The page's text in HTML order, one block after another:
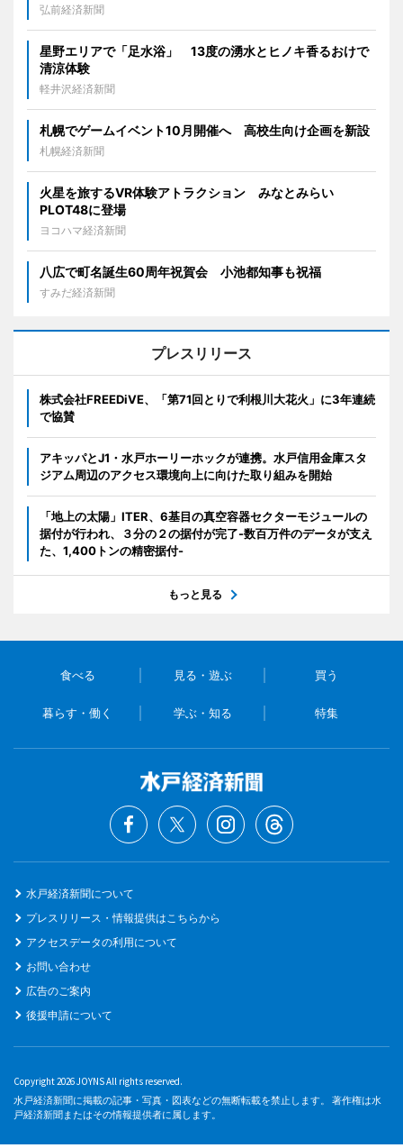
弘前経済新聞
星野エリアで「足水浴」 13度の湧水とヒノキ香るおけで
清涼体験
軽井沢経済新聞
札幌でゲームイベント10月開催へ 高校生向け企画を新設
札幌経済新聞
火星を旅するVR体験アトラクション みなとみらい
PLOT48に登場
ヨコハマ経済新聞
八広で町名誕生60周年祝賀会 小池都知事も祝福
すみだ経済新聞
プレスリリース
株式会社FREEDiVE、「第71回とりで利根川大花火」に3年連続
で協賛
アキッパとJ1・水戸ホーリーホックが連携。水戸信用金庫スタ
ジアム周辺のアクセス環境向上に向けた取り組みを開始
「地上の太陽」ITER、6基目の真空容器セクターモジュールの
据付が行われ、３分の２の据付が完了-数百万件のデータが支え
た、1,400トンの精密据付-
もっと見る
食べる 見る・遊ぶ 買う
暮らす・働く 学ぶ・知る 特集
水戸経済新聞について
プレスリリース・情報提供はこちらから
アクセスデータの利用について
お問い合わせ
広告のご案内
後援申請について
Copyright 2026 JOYNS All rights reserved.
水戸経済新聞に掲載の記事・写真・図表などの無断転載を禁止します。 著作権は水
戸経済新聞またはその情報提供者に属します。